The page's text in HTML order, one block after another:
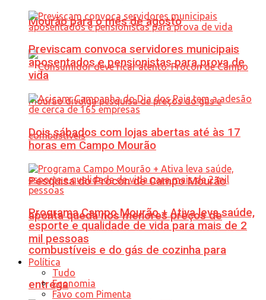
Mourão para o mês de agosto
Pesquisa do Procon de Campo Mourão
aponta queda nos menores preços de
combustíveis e do gás de cozinha para
entrega
Previscam convoca servidores municipais
aposentados e pensionistas para prova de
vida
Dois sábados com lojas abertas até às 17
horas em Campo Mourão
Programa Campo Mourão + Ativa leva saúde,
esporte e qualidade de vida para mais de 2
mil pessoas
Política
Tudo
Economia
Favo com Pimenta